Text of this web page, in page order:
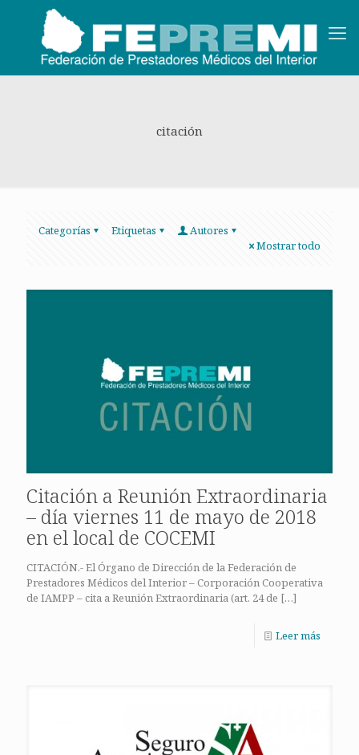
citación
Categorías Etiquetas
Autores
Mostrar todo
Citación a Reunión Extraordinaria
– día viernes 11 de mayo de 2018
en el local de COCEMI
CITACIÓN.- El Órgano de Dirección de la Federación de
Prestadores Médicos del Interior – Corporación Cooperativa
de IAMPP – cita a Reunión Extraordinaria (art. 24 de […]
Leer más